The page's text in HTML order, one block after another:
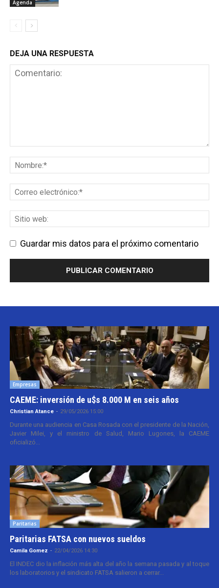
Agenda
DEJA UNA RESPUESTA
Guardar mis datos para el próximo comentario
Empresas
CAEME: inversión de u$s 8.000 M en seis años
Christian Atance - 29/05/2026 15:00
Durante una audiencia en Casa Rosada con el presidente de la Nación,
Javier Milei, y el ministro de Salud, Mario Lugones, la CAEME
oficializó...
Paritarias
Paritarias FATSA con nuevos sueldos
Camila Gomez - 22/04/2026 14:30
El INDEC dio la inflación más alta del año la semana pasada y al toque
los laboratorios y el sindicato FATSA salieron a cerrar...